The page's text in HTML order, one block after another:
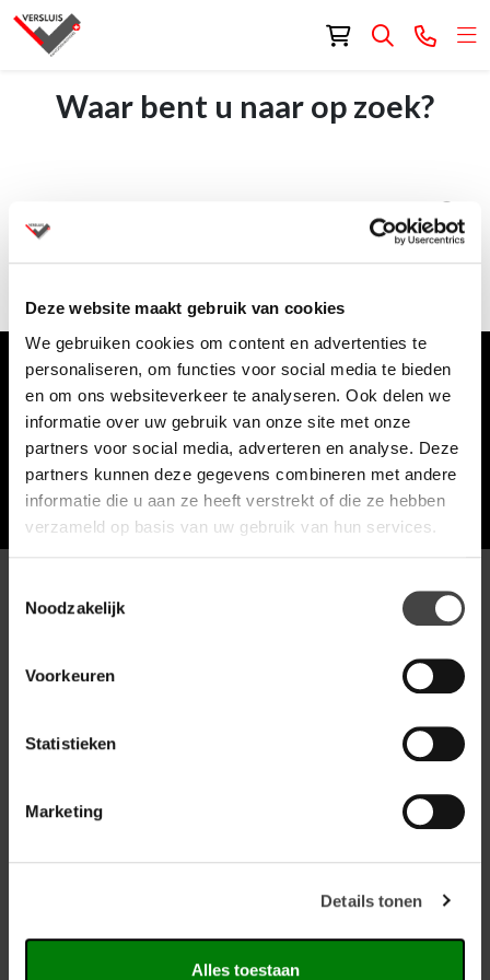
Deze website maakt gebruik van cookies
We gebruiken cookies om content en advertenties te
personaliseren, om functies voor social media te bieden
en om ons websiteverkeer te analyseren. Ook delen we
informatie over uw gebruik van onze site met onze
partners voor social media, adverteren en analyse. Deze
partners kunnen deze gegevens combineren met andere
informatie die u aan ze heeft verstrekt of die ze hebben
verzameld op basis van uw gebruik van hun services.
Noodzakelijk
Voorkeuren
Statistieken
Marketing
Details tonen
Alles toestaan
Waar bent u naar op zoek?
Meld je aan voor de nieuwsbrief
E-mailadres *
Meld je aan voor de nieuwsbrief
Producten
Complete inrichting
073-8000266